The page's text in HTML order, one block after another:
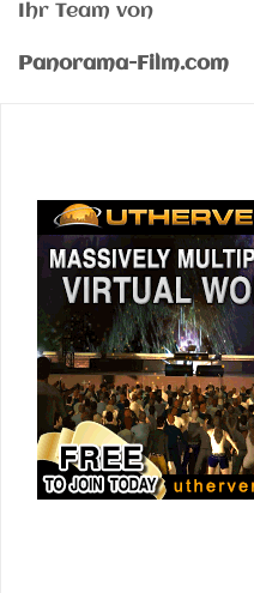
Ihr Team von
Panorama-Film.com